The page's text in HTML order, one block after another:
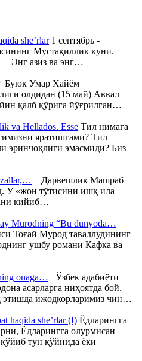
she’rlar1 сентябрь -
Мустақиллик куни.
Энг азиз ва энг…
Буюк Умар Хайём
олдидан (15 май) Аввал
қалб қўрига йўғрилган…
va Hellados. Esse Тил нимага
яратишгами? Тил
эринчоқлиги эмасмиди? Биз
Дарвешлик Машраб
У «жон тўтисини ишқ ила
кийиб…
Murodning “Bu dunyoda…
Тоғай Мурод таваллудининг
ушбу романи Кафка ва
onaga… Ўзбек адабиёти
асарларга ниҳоятда бой.
этишда ижодкорларимиз чин…
haqida she’rlar (I) Ёдларингга
Ёдларингга олурмисан
тун қўйнида ёки